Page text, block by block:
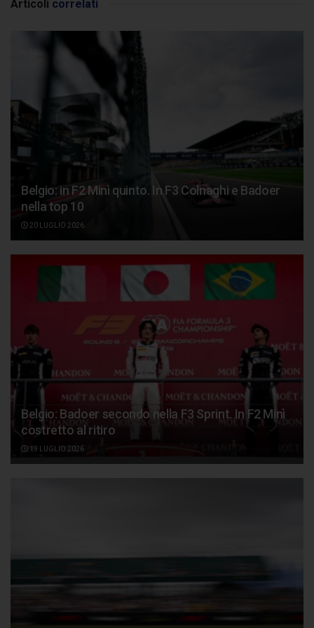
Articoli correlati
Belgio: in F2 Minì quinto. In F3 Colnaghi e Badoer
nella top 10
20 LUGLIO 2026
Belgio: Badoer secondo nella F3 Sprint. In F2 Minì
costretto al ritiro
19 LUGLIO 2026